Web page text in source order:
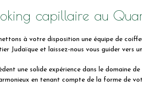
capillaire au
à votre disposition une équipe de
Judaïque et laissez-nous vous guider vers
une solide expérience dans le domaine
en tenant compte de la forme de